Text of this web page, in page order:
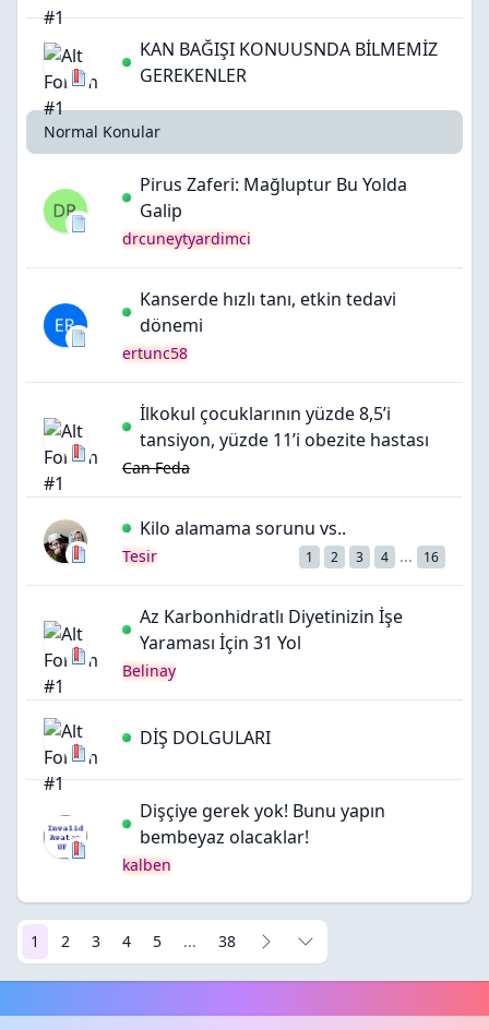
KAN BAĞIŞI KONUUSNDA BİLMEMİZ
GEREKENLER
Normal Konular
Pirus Zaferi: Mağluptur Bu Yolda
Galip
drcuneytyardimci
Kanserde hızlı tanı, etkin tedavi
dönemi
ertunc58
İlkokul çocuklarının yüzde 8,5’i
tansiyon, yüzde 11’i obezite hastası
Can Feda
Kilo alamama sorunu vs..
Tesir 1 2 3 4 ... 16
Az Karbonhidratlı Diyetinizin İşe
Yaraması İçin 31 Yol
Belinay
DİŞ DOLGULARI
Dişçiye gerek yok! Bunu yapın
bembeyaz olacaklar!
kalben
1 2 3 4 5 ... 38